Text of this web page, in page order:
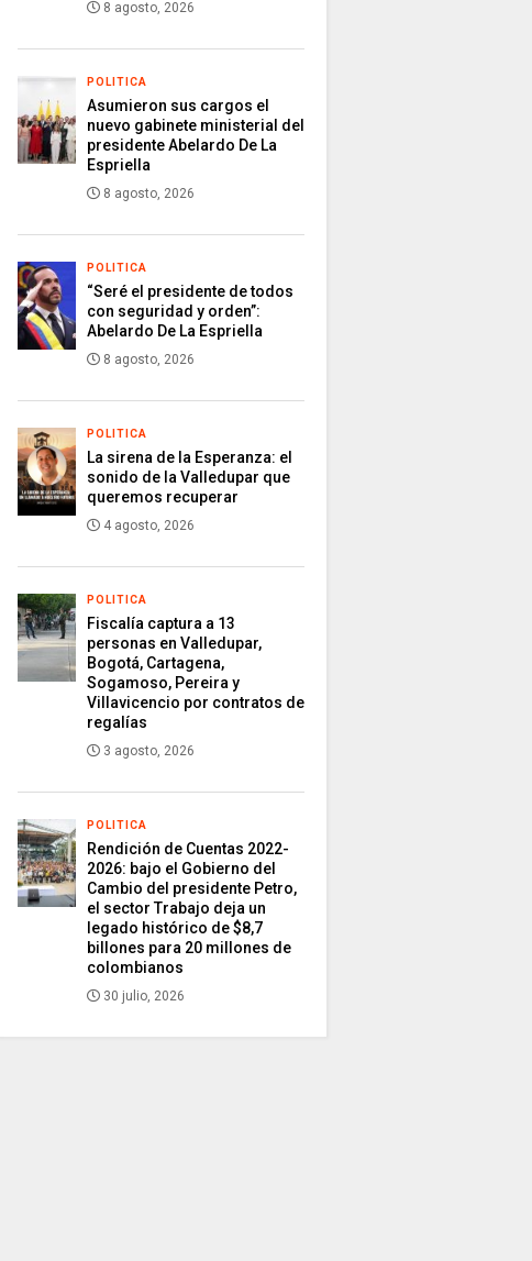
8 agosto, 2026
POLITICA
Asumieron sus cargos el
nuevo gabinete ministerial del
presidente Abelardo De La
Espriella
8 agosto, 2026
POLITICA
“Seré el presidente de todos
con seguridad y orden”:
Abelardo De La Espriella
8 agosto, 2026
POLITICA
La sirena de la Esperanza: el
sonido de la Valledupar que
queremos recuperar
4 agosto, 2026
POLITICA
Fiscalía captura a 13
personas en Valledupar,
Bogotá, Cartagena,
Sogamoso, Pereira y
Villavicencio por contratos de
regalías
3 agosto, 2026
POLITICA
Rendición de Cuentas 2022-
2026: bajo el Gobierno del
Cambio del presidente Petro,
el sector Trabajo deja un
legado histórico de $8,7
billones para 20 millones de
colombianos
30 julio, 2026